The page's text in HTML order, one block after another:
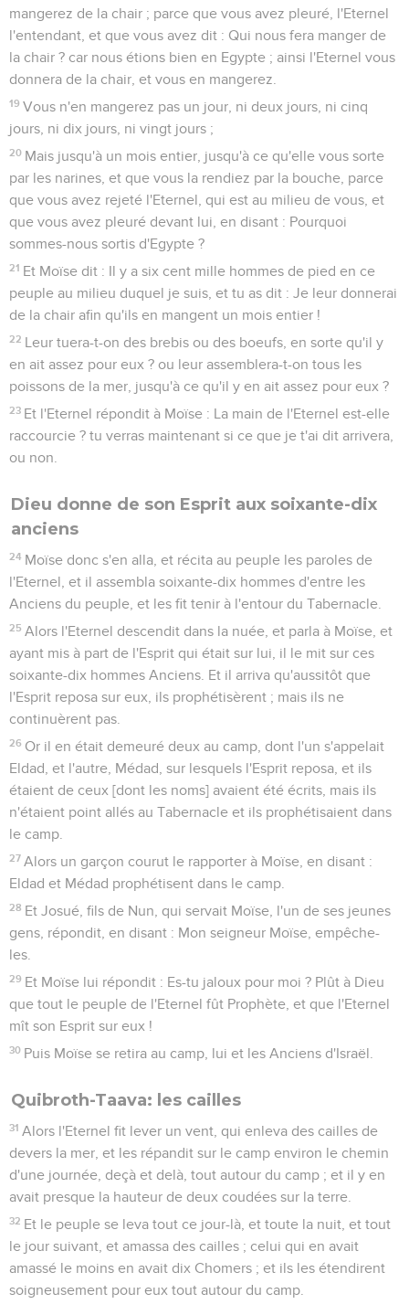
mangerez de la chair ; parce que vous avez pleuré, l'Eternel
l'entendant, et que vous avez dit : Qui nous fera manger de
la chair ? car nous étions bien en Egypte ; ainsi l'Eternel vous
donnera de la chair, et vous en mangerez.
19 Vous n'en mangerez pas un jour, ni deux jours, ni cinq
jours, ni dix jours, ni vingt jours ;
20 Mais jusqu'à un mois entier, jusqu'à ce qu'elle vous sorte
par les narines, et que vous la rendiez par la bouche, parce
que vous avez rejeté l'Eternel, qui est au milieu de vous, et
que vous avez pleuré devant lui, en disant : Pourquoi
sommes-nous sortis d'Egypte ?
21 Et Moïse dit : Il y a six cent mille hommes de pied en ce
peuple au milieu duquel je suis, et tu as dit : Je leur donnerai
de la chair afin qu'ils en mangent un mois entier !
22 Leur tuera-t-on des brebis ou des boeufs, en sorte qu'il y
en ait assez pour eux ? ou leur assemblera-t-on tous les
poissons de la mer, jusqu'à ce qu'il y en ait assez pour eux ?
23 Et l'Eternel répondit à Moïse : La main de l'Eternel est-elle
raccourcie ? tu verras maintenant si ce que je t'ai dit arrivera,
ou non.
Dieu donne de son Esprit aux soixante-dix
anciens
24 Moïse donc s'en alla, et récita au peuple les paroles de
l'Eternel, et il assembla soixante-dix hommes d'entre les
Anciens du peuple, et les fit tenir à l'entour du Tabernacle.
25 Alors l'Eternel descendit dans la nuée, et parla à Moïse, et
ayant mis à part de l'Esprit qui était sur lui, il le mit sur ces
soixante-dix hommes Anciens. Et il arriva qu'aussitôt que
l'Esprit reposa sur eux, ils prophétisèrent ; mais ils ne
continuèrent pas.
26 Or il en était demeuré deux au camp, dont l'un s'appelait
Eldad, et l'autre, Médad, sur lesquels l'Esprit reposa, et ils
étaient de ceux [dont les noms] avaient été écrits, mais ils
n'étaient point allés au Tabernacle et ils prophétisaient dans
le camp.
27 Alors un garçon courut le rapporter à Moïse, en disant :
Eldad et Médad prophétisent dans le camp.
28 Et Josué, fils de Nun, qui servait Moïse, l'un de ses jeunes
gens, répondit, en disant : Mon seigneur Moïse, empêche-
les.
29 Et Moïse lui répondit : Es-tu jaloux pour moi ? Plût à Dieu
que tout le peuple de l'Eternel fût Prophète, et que l'Eternel
mît son Esprit sur eux !
30 Puis Moïse se retira au camp, lui et les Anciens d'Israël.
Quibroth-Taava: les cailles
31 Alors l'Eternel fit lever un vent, qui enleva des cailles de
devers la mer, et les répandit sur le camp environ le chemin
d'une journée, deçà et delà, tout autour du camp ; et il y en
avait presque la hauteur de deux coudées sur la terre.
32 Et le peuple se leva tout ce jour-là, et toute la nuit, et tout
le jour suivant, et amassa des cailles ; celui qui en avait
amassé le moins en avait dix Chomers ; et ils les étendirent
soigneusement pour eux tout autour du camp.